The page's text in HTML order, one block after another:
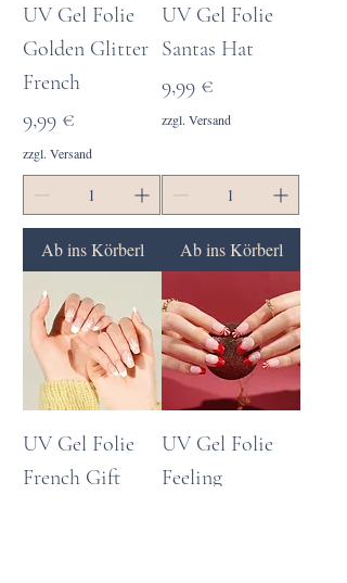
UV Gel Folie
Golden Glitter
French
Preis
9,99 €
zzgl. Versand
Ab ins Körberl
UV Gel Folie
Santas Hat
Preis
9,99 €
zzgl. Versand
Ab ins Körberl
UV Gel Folie
French Gift
UV Gel Folie
Feeling